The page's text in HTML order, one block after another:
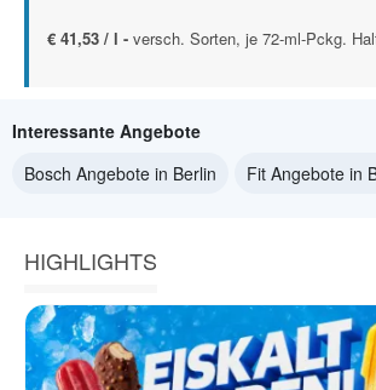
€ 41,53 / l - versch. Sorten, je 72-ml-Pckg.
Interessante Angebote
Bosch Angebote in Berlin
Fit Angebote in
HIGHLIGHTS